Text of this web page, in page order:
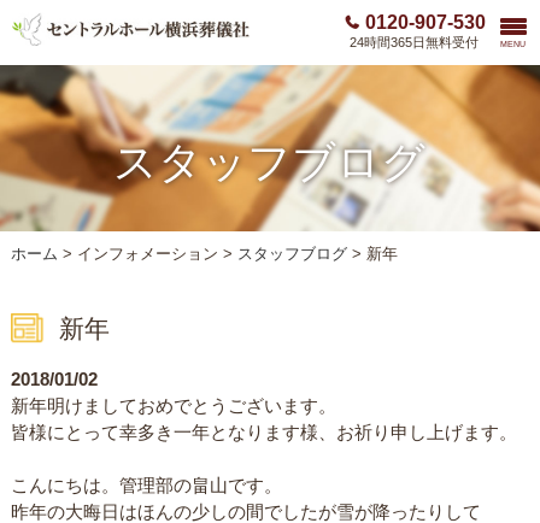
0120-907-530
24時間365日無料受付 MENU
スタッフブログ
ホーム > インフォメーション > スタッフブログ> 新年
新年
2018/01/02
新年明けましておめでとうございます。
皆様にとって幸多き一年となります様、お祈り申し上げます。
こんにちは。管理部の畠山です。
昨年の大晦日はほんの少しの間でしたが雪が降ったりして